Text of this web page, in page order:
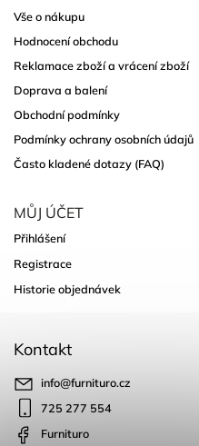
Vše o nákupu
Hodnocení obchodu
Reklamace zboží a vrácení zboží
Doprava a balení
Obchodní podmínky
Podmínky ochrany osobních údajů
Často kladené dotazy (FAQ)
MŮJ ÚČET
Přihlášení
Registrace
Historie objednávek
Kontakt
info@furnituro.cz
725 277 554
Furnituro